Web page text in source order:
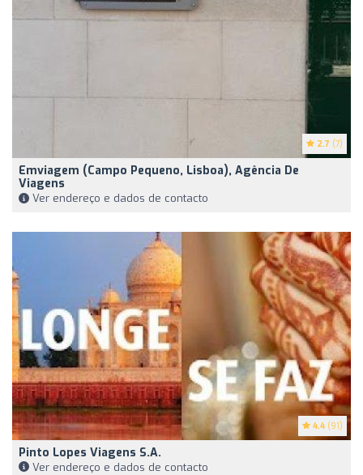
2.7 (7)
Emviagem (Campo Pequeno, Lisboa), Agência De
Viagens
Ver endereço e dados de contacto
4.4 (91)
Pinto Lopes Viagens S.A.
Ver endereço e dados de contacto